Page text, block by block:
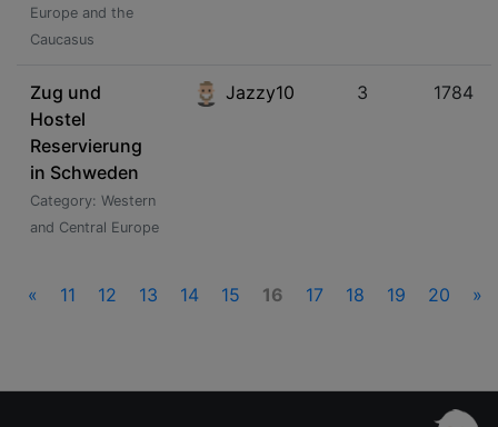
Europe and the
Caucasus
Zug und
Hostel
Reservierung
in Schweden
Category: Western
and Central Europe
Jazzy10 3 1784
« 11 12 13 14 15 16 17 18 19 20 »